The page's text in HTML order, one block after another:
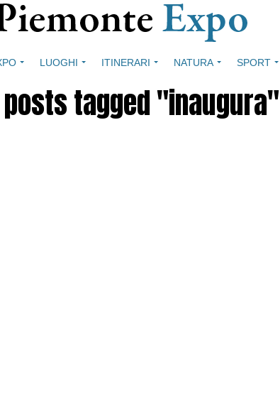
LUOGHI ITINERARI NATURA SPORT
tagged "inaugura"